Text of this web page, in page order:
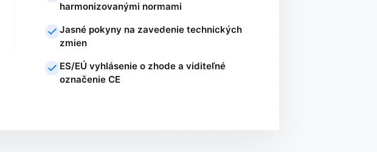
harmonizovanými normami
Jasné pokyny na zavedenie technických
zmien
ES/EÚ vyhlásenie o zhode a viditeľné
označenie CE